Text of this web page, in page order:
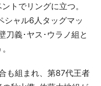
トでリングに立つ。
シャル6人タッグマッ
刀義･ヤス･ウラノ組と
も組まれ、第87代王者